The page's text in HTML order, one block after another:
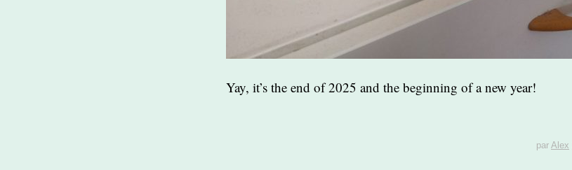
Yay, it’s the end of 2025 and the beginning of a new year!
par Alex